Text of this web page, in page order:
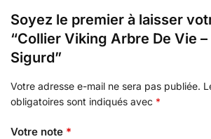
Soyez le premier à laisser
“Collier Viking Arbre De Vie
Sigurd”
Votre adresse e-mail ne sera pas publiée.
obligatoires sont indiqués avec *
Votre note *